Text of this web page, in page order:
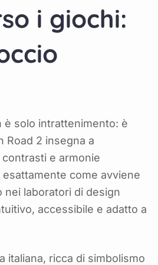
i giochi:
è solo intrattenimento: è
Road 2 insegna a
e armonie
come avviene
nei laboratori di design
accessibile e adatto a
italiana, ricca di simbolismo